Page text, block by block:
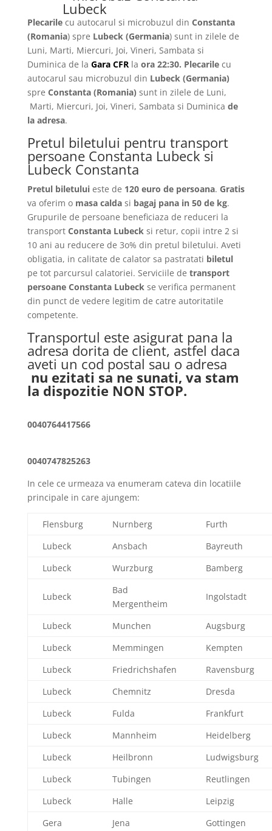
Plecarilecu autocarul si microbuzul din Constanta
(Romania) spre Lubeck (Germania) sunt in zilele de
Luni, Marti, Miercuri, Joi, Vineri, Sambata si
Duminica de la Gara CFRla ora 22:30. Plecarilecu
autocarul sau microbuzul din Lubeck (Germania)
spre Constanta (Romania) sunt in zilele de Luni,
Marti, Miercuri, Joi, Vineri, Sambata si Duminica de
la adresa.
Pretul biletului pentru transport
persoane Constanta Lubeck si
Lubeck Constanta
Pretul biletuluieste de 120 euro de persoana. Gratis
va oferim o masa caldasi bagaj pana in 50 de kg.
Grupurile de persoane beneficiaza de reduceri la
transport Constanta Lubecksi retur, copii intre 2 si
10 ani au reducere de 3o% din pretul biletului. Aveti
obligatia, in calitate de calator sa pastratati biletul
pe tot parcursul calatoriei. Serviciile de transport
persoane Constanta Lubeck se verifica permanent
din punct de vedere legitim de catre autoritatile
competente.
Transportul este asigurat pana la
adresa dorita de client, astfel daca
aveti un cod postal sau o adresa
nu ezitati sa ne sunati, va stam
la dispozitie NON STOP.
0040764417566
0040747825263
In cele ce urmeaza va enumeram cateva din locatiile
principale in care ajungem:
Flensburg Nurnberg
Furth
Lubeck
Ansbach
Bayreuth
Lubeck
Wurzburg Bamberg
Lubeck
Bad
Mergentheim
Ingolstadt
Lubeck Munchen
Augsburg
Lubeck
Memmingen
Kempten
Lubeck
Friedrichshafen
Ravensburg
Lubeck
Chemnitz
Dresda
Lubeck
Fulda
Frankfurt
Lubeck
Mannheim
Heidelberg
Lubeck
Heilbronn
Ludwigsburg
Lubeck
Tubingen
Reutlingen
Lubeck
Halle
Leipzig
Gera
Jena Gottingen